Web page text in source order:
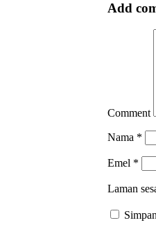
Add
Comment
Nama *
Emel *
Laman